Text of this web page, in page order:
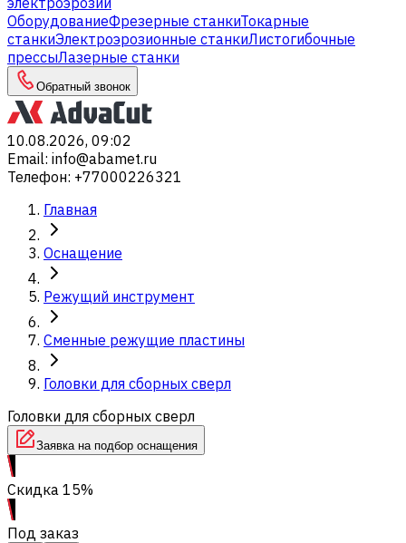
ОборудованиеФрезерные станкиТокарные
станкиЭлектроэрозионные станкиЛистогибочные
прессыЛазерные станки
Обратный звонок
10.08.2026, 09:02
Email: info@abamet.ru
Телефон: +77000226321
Главная
Оснащение
Режущий инструмент
Сменные режущие пластины
Головки для сборных сверл
Головки для сборных сверл
Заявка на подбор оснащения
Скидка 15%
Под заказ